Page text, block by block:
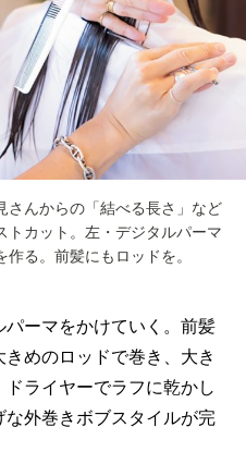
さんからの「結べる長さ」など
トカット。左・デジタルパーマ
る。前髪にもロッドを。
ーマをかけていく。前髪
めのロッドで巻き、大き
ライヤーでラフに乾かし
外巻きボブスタイルが完